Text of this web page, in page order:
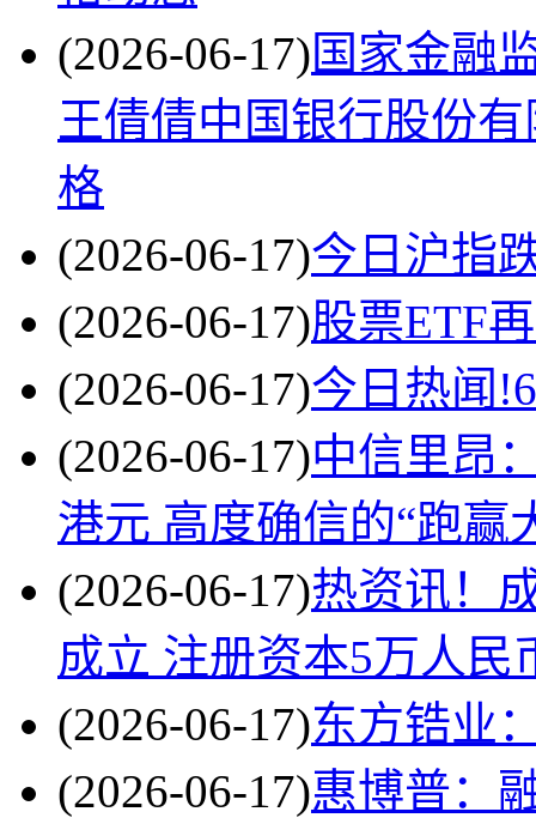
(2026-06-17)国家金融
王倩倩中国银行股份
格
(2026-06-17)今日沪指
(2026-06-17)股票ETF
(2026-06-17)今日热闻
(2026-06-17)中信里昂
港元 高度确信的“跑赢
(2026-06-17)热资讯！
成立 注册资本5万人民
(2026-06-17)东方锆业
(2026-06-17)惠博普：